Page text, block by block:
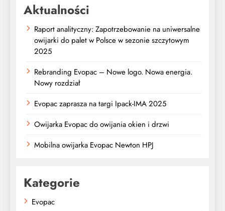
Aktualności
Raport analityczny: Zapotrzebowanie na uniwersalne
owijarki do palet w Polsce w sezonie szczytowym
2025
Rebranding Evopac – Nowe logo. Nowa energia.
Nowy rozdział
Evopac zaprasza na targi Ipack-IMA 2025
Owijarka Evopac do owijania okien i drzwi
Mobilna owijarka Evopac Newton HPJ
Kategorie
Evopac